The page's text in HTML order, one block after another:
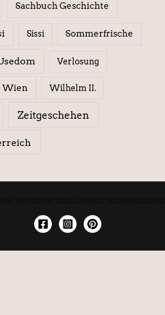
Sachbuch Geschichte
Sissi Sommerfrische
Verlosung
Wien Wilhelm II.
Zeitgeschehen